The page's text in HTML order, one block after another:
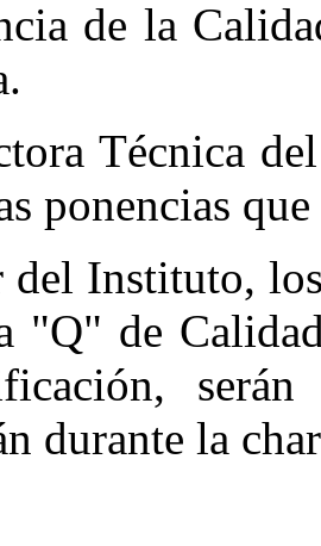
de la
Técnica
ponencias
del Instituto,
"Q" de
durante la